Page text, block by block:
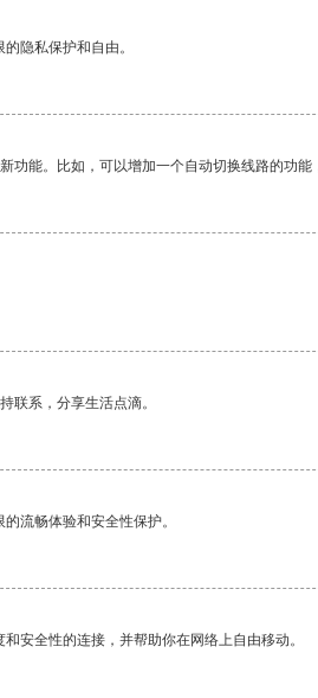
隐私保护和自由。
功能。比如，可以增加一个自动切换线路的功
联系，分享生活点滴。
流畅体验和安全性保护。
安全性的连接，并帮助你在网络上自由移动。